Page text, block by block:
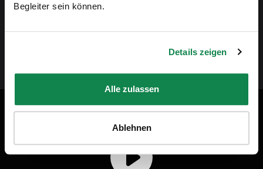
Begleiter sein können.
Details zeigen
Alle zulassen
Ablehnen
davantage de justice dans le secteur du ménage à
Batmaid en vidéo